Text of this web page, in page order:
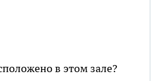
в этом зале?